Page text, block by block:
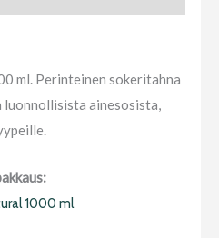
ml. Perinteinen sokeritahna
ainesosista,
1000 ml